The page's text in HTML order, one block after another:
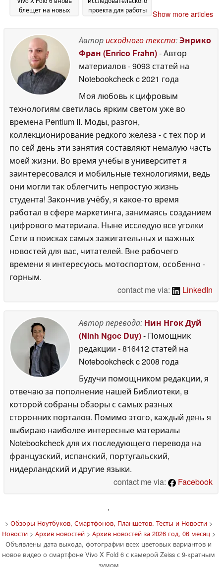
блещет на новых
видеоролике18 June
2026
проекта для работы
используются
выведенные из
эксплуатации
смартфоны 18 June 2026
Show more articles
Авторисходного текста:Энрико
Фран (Enrico Frahn)- Автор
материалов- 9093 статей на
Notebookcheckc 2021 года
Моя любовь к цифровым
технологиям светилась ярким светом уже во
времена Pentium II. Моды, разгон,
коллекционирование редкого железа - с тех пор и
по сей день эти занятия составляют немалую часть
моей жизни. Во время учёбы в университет я
заинтересовался и мобильные технологиями, ведь
они могли так облегчить непростую жизнь
студента! Закончив учёбу, я какое-то время
работал в сфере маркетинга, занимаясь созданием
цифрового материала. Ныне исследую все уголки
Сети в поисках самых зажигательных и важных
новостей для вас, читателей. Вне рабочего
времени я интересуюсь мотоспортом, особенно -
горным.
contact me via:
LinkedIn
Автор перевода: Нин Нгок Дуй
(Ninh Ngoc Duy)- Помощник
редакции - 816412 статей на
Notebookcheckc 2008 года
Будучи помощником редакции, я
отвечаю за пополнение нашей Библиотеки, в
которой собраны обзоры с самых разных
сторонних порталов. Помимо этого, каждый день я
выбираю наиболее интересные материалы
Notebookcheck для их последующего перевода на
французский, испанский, португальский,
нидерландский и другие языки.
contact me via:
Facebook
'
> Обзоры Ноутбуков, Смартфонов, Планшетов. Тесты и Новости>
Новости> Архив новостей> Архив новостей за 2026 год, 06 месяц>
Объявлены дата выхода, фотографии всех цветовых вариантов и
новое видео о смартфоне Vivo X Fold 6 с камерой Zeiss с 9-кратным
зумом